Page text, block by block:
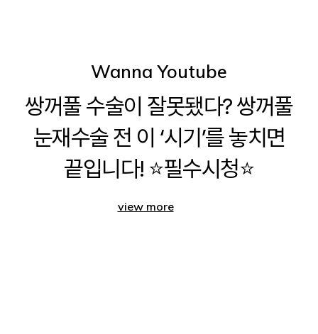
Wanna Youtube
쌍꺼풀 수술이 잘못됐다? 쌍꺼풀
눈재수술 전 이 ‘시기’를 놓치면
끝입니다! ⭐필수시청⭐
view more